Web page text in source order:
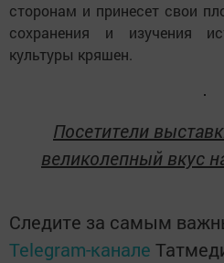
сторонам и принесет свои
сохранения и изучения
культуры кряшен.
Посетители
великолепный вкус
Следите за самым
Telegram-канале